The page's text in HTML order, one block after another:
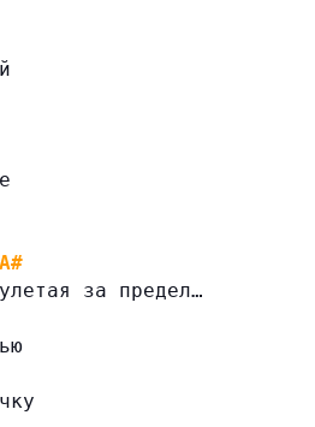
A#
за предел…